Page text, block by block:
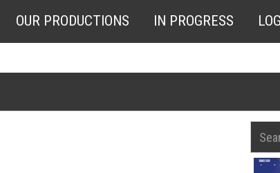
OUR PRODUCTIONS IN PROGRESS